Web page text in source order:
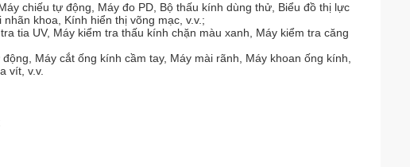
chiếu tự động, Máy đo PD, Bộ thấu kính dùng thử, Biểu đồ thị lực
khoa, Kính hiển thị võng mạc, v.v.;
tia UV, Máy kiểm tra thấu kính chặn màu xanh, Máy kiểm tra căng
Máy cắt ống kính cầm tay, Máy mài rãnh, Máy khoan ống kính,
vít, v.v.